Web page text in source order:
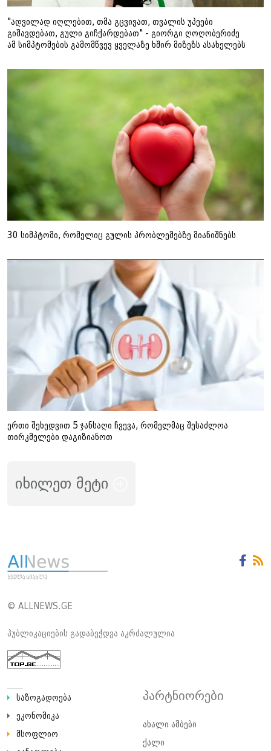
"ადვილად იღლებით, თმა გცვივათ, თვალის უპეები
გიშავდებათ, გული გიჩქარდებათ" - გიორგი ღოღობერიძე
ამ სიმპტომების გამომწვევ ყველაზე ხშირ მიზეზს ასახელებს
30 სიმპტომი, რომელიც გულის პრობლემებზე მიანიშნებს
ერთი შეხედვით 5 ჯანსაღი ჩვევა, რომელმაც შესაძლოა
თირკმელები დაგიზიანოთ
იხილეთ მეტი
© ALLNEWS.GE
პუბლიკაციების გადაბეჭდვა აკრძალულია
საზოგადოება
ეკონომიკა
მსოფლიო
პარტნიორები
ახალი ამბები
ქალი